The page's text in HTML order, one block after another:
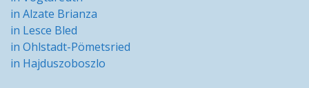
in Alzate Brianza
in Lesce Bled
in Ohlstadt-Pömetsried
in Hajduszoboszlo